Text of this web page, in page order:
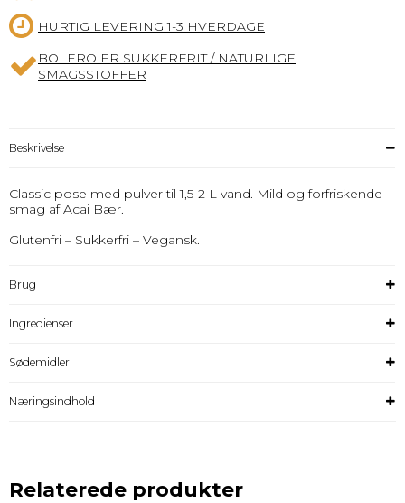
HURTIG LEVERING 1-3 HVERDAGE
BOLERO ER SUKKERFRIT / NATURLIGE
SMAGSSTOFFER
Beskrivelse
Classic pose med pulver til 1,5-2 L vand. Mild og forfriskende
smag af Acai Bær.
Glutenfri – Sukkerfri – Vegansk.
Brug
Ingredienser
Sødemidler
Næringsindhold
Relaterede produkter